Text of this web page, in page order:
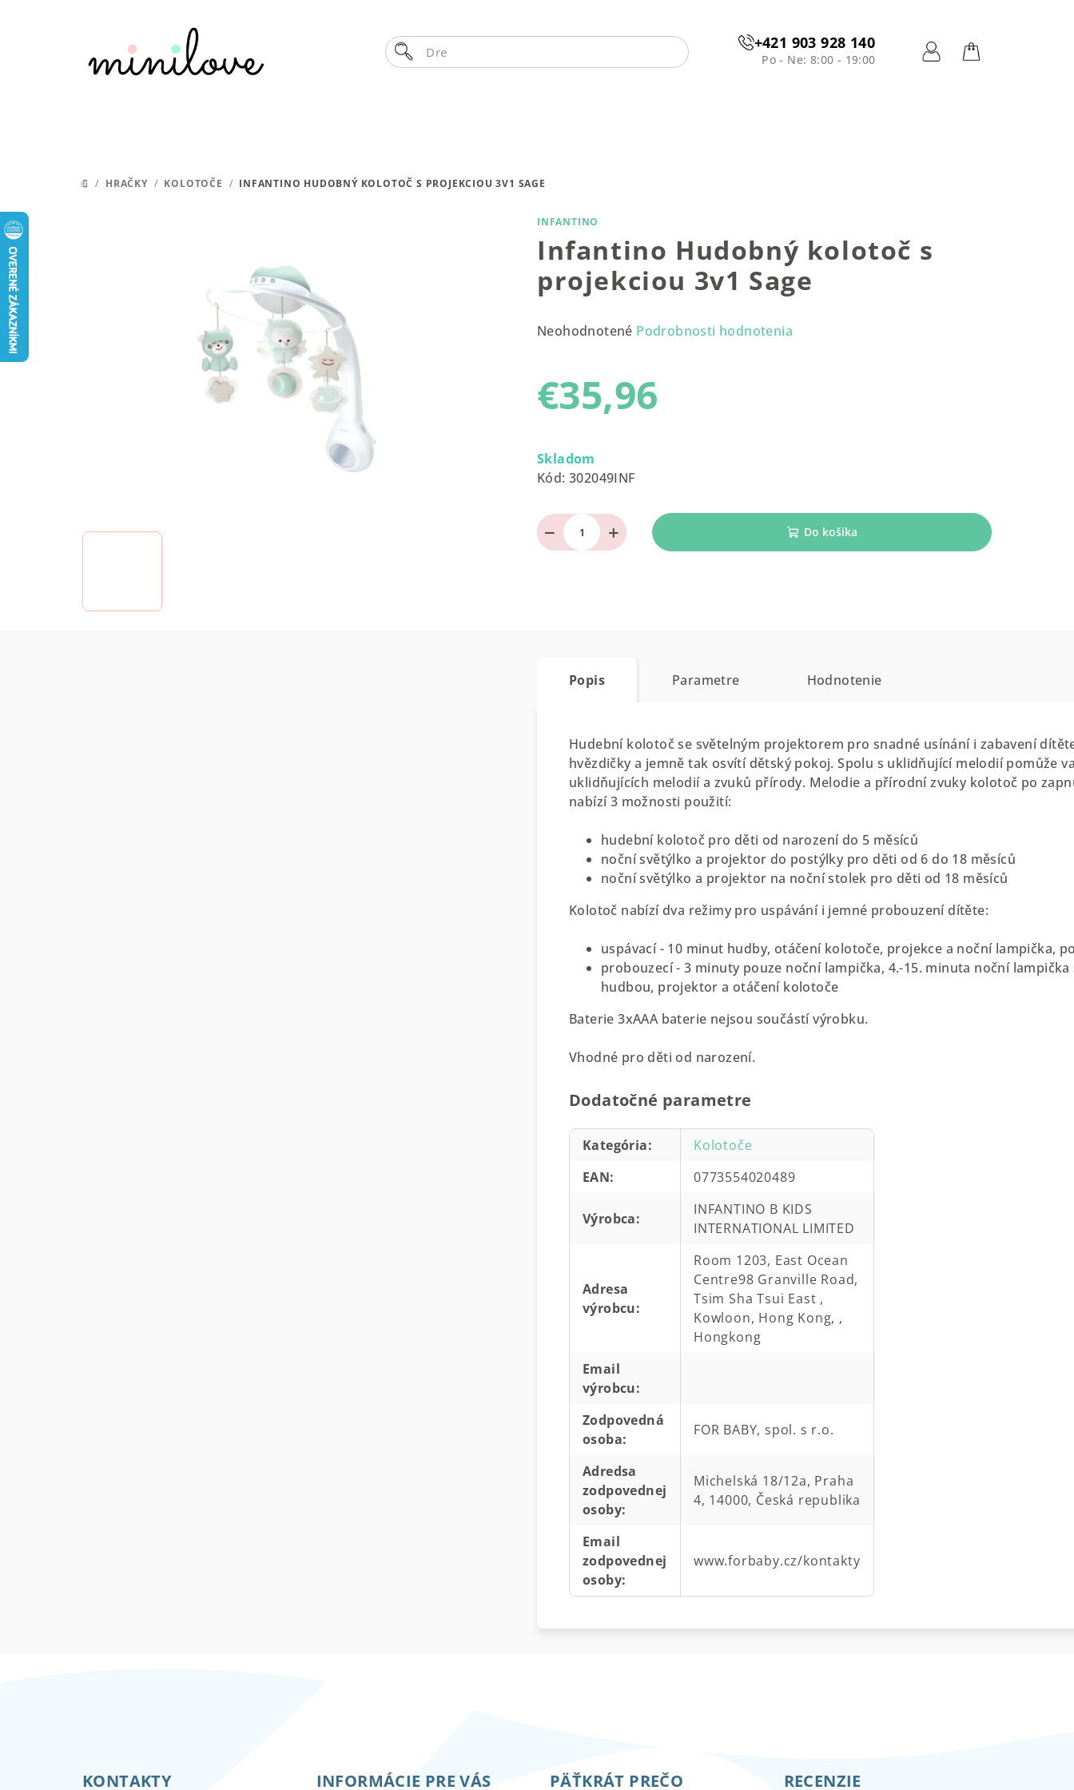
Drevený
Hľadať +421 903 928 140
Po - Ne: 8:00 - 19:00
DOMOV
/ HRAČKY / KOLOTOČE / INFANTINO HUDOBNÝ KOLOTOČ S PROJEKCIOU 3V1 SAGE
INFANTINO
Infantino Hudobný kolotoč s
projekciou 3v1 Sage
Priemerné
je
0,0
hviezdičiek.
Neohodnotené Podrobnosti hodnotenia
€35,96
cena:
Skladom
Kód: 302049INF
+
− Do košíka
Popis Parametre Hodnotenie
Hudební kolotoč se světelným projektorem pro snadné usínání i zabavení
hvězdičky a jemně tak osvítí dětský pokoj. Spolu s uklidňující melodií pomůže
uklidňujících melodií a zvuků přírody. Melodie a přírodní zvuky kolotoč po
nabízí 3 možnosti použití:
hudební kolotoč pro děti od narození do 5 měsíců
noční světýlko a projektor do postýlky pro děti od 6 do 18 měsíců
noční světýlko a projektor na noční stolek pro děti od 18 měsíců
Kolotoč nabízí dva režimy pro uspávání i jemné probouzení dítěte:
uspávací - 10 minut hudby, otáčení kolotoče, projekce a noční lampička,
probouzecí - 3 minuty pouze noční lampička, 4.-15. minuta noční
hudbou, projektor a otáčení kolotoče
Baterie 3xAAA baterie nejsou součástí výrobku.
Vhodné pro děti od narození.
Dodatočné parametre
Kategória:
Kolotoče
EAN: 0773554020489
Výrobca:
INFANTINO B KIDS
INTERNATIONAL LIMITED
Adresa
výrobcu:
Room 1203, East Ocean
Centre98 Granville Road,
Tsim Sha Tsui East ,
Kowloon, Hong Kong, ,
Hongkong
Email
výrobcu:
Zodpovedná
osoba:
FOR BABY, spol. s r.o.
Adredsa
zodpovednej
osoby:
Michelská 18/12a, Praha
4, 14000, Česká republika
Email
zodpovednej
osoby:
www.forbaby.cz/kontakty
KONTAKTY INFORMÁCIE PRE VÁS
PÄŤKRÁT PREČO
RECENZIE